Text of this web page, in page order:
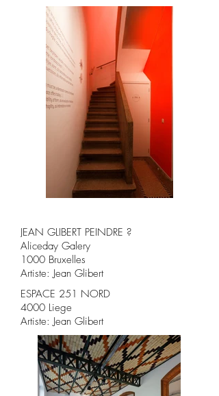
JEAN GLIBERT PEINDRE ?
Aliceday Galery
1000 Bruxelles
Artiste: Jean Glibert
ESPACE 251 NORD
4000 Liege
Artiste: Jean Glibert